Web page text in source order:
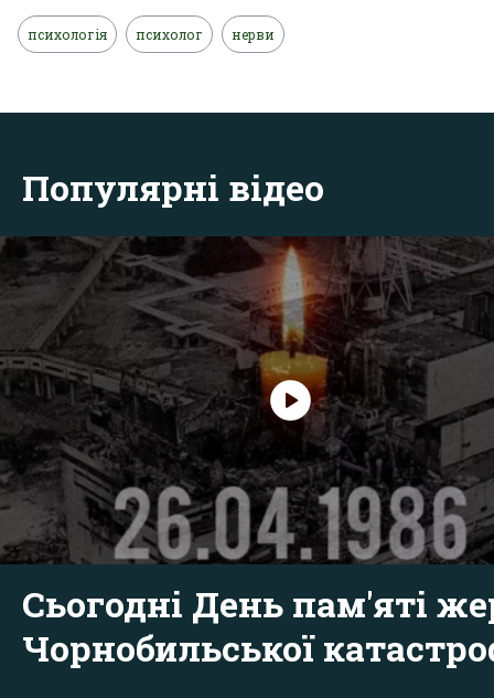
психологія психолог нерви
Популярні відео
Сьогодні День пам'яті
Чорнобильської